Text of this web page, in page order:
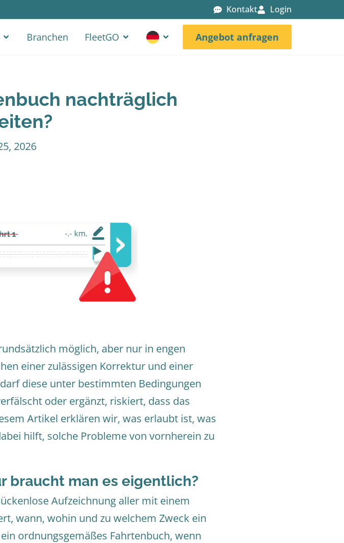
Kontakt Login
Branchen FleetGO Angebot anfragen
nachträglich
2026
möglich, aber nur in engen
einer zulässigen Korrektur und einer
diese unter bestimmten Bedingungen
oder ergänzt, riskiert, dass das
Artikel erklären wir, was erlaubt ist, was
hilft, solche Probleme von vornherein zu
braucht man es eigentlich?
Aufzeichnung aller mit einem
wann, wohin und zu welchem Zweck ein
ordnungsgemäßes Fahrtenbuch, wenn